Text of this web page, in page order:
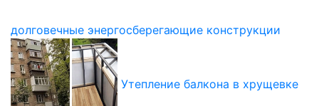
долговечные энергосберегающие конструкции
Утепление балкона в хрущевке